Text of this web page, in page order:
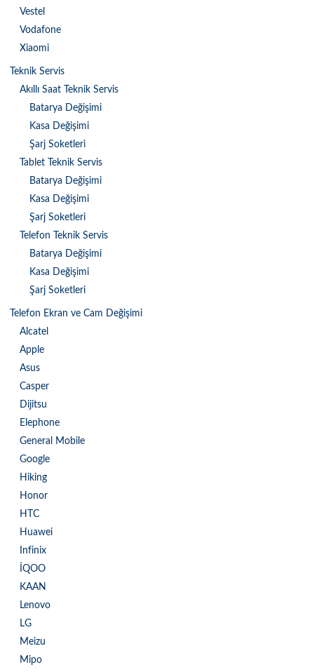
Vestel
Vodafone
Xiaomi
Teknik Servis
Akıllı Saat Teknik Servis
Batarya Değişimi
Kasa Değişimi
Şarj Soketleri
Tablet Teknik Servis
Batarya Değişimi
Kasa Değişimi
Şarj Soketleri
Telefon Teknik Servis
Batarya Değişimi
Kasa Değişimi
Şarj Soketleri
Telefon Ekran ve Cam Değişimi
Alcatel
Apple
Asus
Casper
Dijitsu
Elephone
General Mobile
Google
Hiking
Honor
HTC
Huawei
Infinix
İQOO
KAAN
Lenovo
LG
Meizu
Mipo